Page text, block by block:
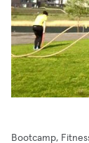
Bootcamp,